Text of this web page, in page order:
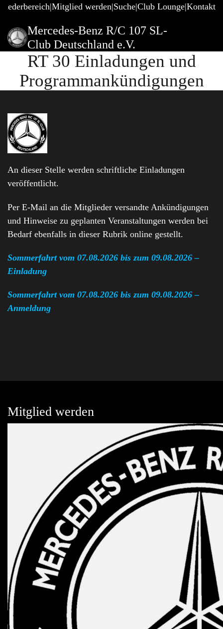
Mitglied werden Suche Club Lounge Kontakt
Mercedes-Benz R/C 107 SL-
Club Deutschland e.V.
RT 30 Einladungen und
Programmankündigungen
An dieser Stelle werden schriftliche Einladungen
veröffentlicht.
Per E-Mail an die Mitglieder versandte Ankündigungen
und Hinweise zu geplanten Veranstaltungen werden bei
Bedarf ebenfalls in dieser Rubrik online gestellt.
Sommerfahrt vom 07.08.2026 bis zum 09.08.2026 –
Einladung
Sommerfahrt vom 07.08.2026 bis zum 09.08.2026 –
Anmeldung
Mitglied werden